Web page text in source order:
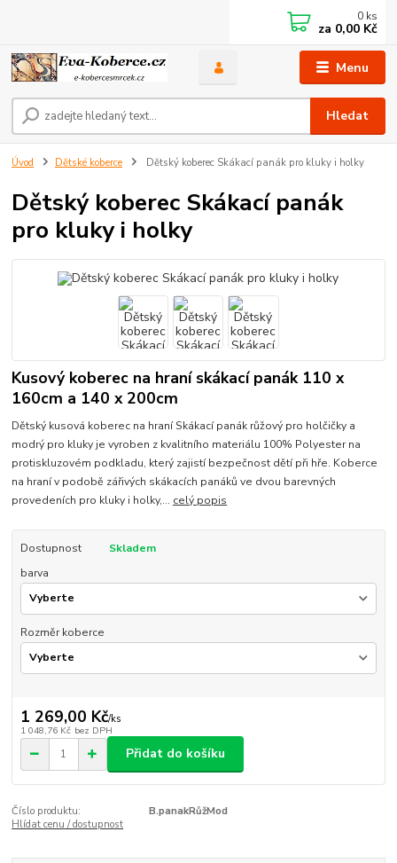
Menu
Hledat
0 ks
za 0,00 Kč
Úvod Dětské koberce Dětský koberec Skákací panák pro kluky i holky
Dětský koberec Skákací panák
pro kluky i holky
Kusový koberec na hraní skákací panák 110 x
160cm a 140 x 200cm
Dětský kusová koberec na hraní Skákací panák růžový pro holčičky a
modrý pro kluky je vyroben z kvalitního materiálu 100% Polyester na
protiskluzovém podkladu, který zajistí bezpečnost dětí při hře. Koberce
na hraní v podobě zářivých skákacích panáků ve dvou barevných
provedeních pro kluky i holky,... celý popis
Dostupnost
Skladem
barva
Rozměr koberce
1 269,00 Kč/ks
1 048,76 Kč bez DPH
Přidat do košíku
Číslo produktu:
B.panakRůžMod
Hlídat cenu / dostupnost